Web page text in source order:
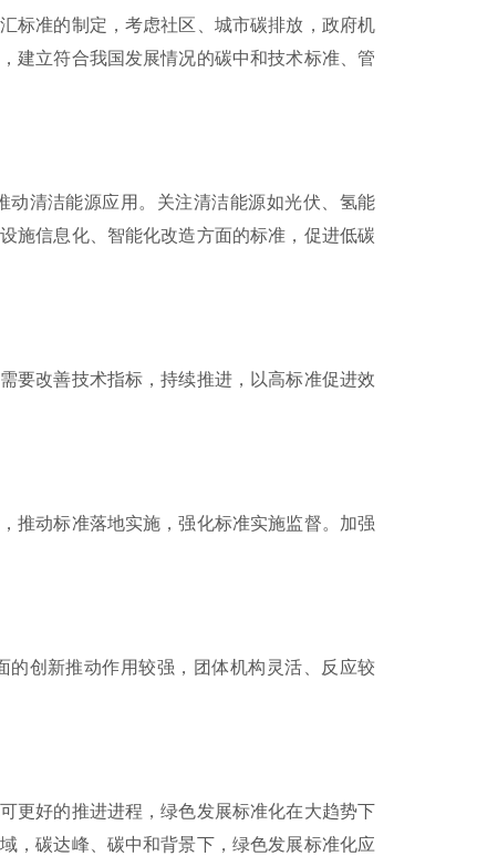
准的制定，考虑社区、城市碳排放，政府机
建立符合我国发展情况的碳中和技术标准、管
清洁能源应用。关注清洁能源如光伏、氢能
施信息化、智能化改造方面的标准，促进低碳
改善技术指标，持续推进，以高标准促进效
动标准落地实施，强化标准实施监督。加强
创新推动作用较强，团体机构灵活、反应较
好的推进进程，绿色发展标准化在大趋势下
，碳达峰、碳中和背景下，绿色发展标准化应